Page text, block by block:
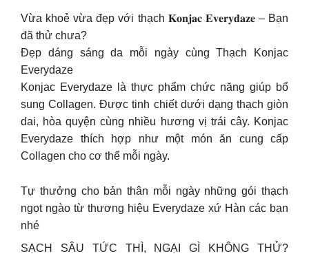
Vừa khoẻ vừa đẹp với thạch 𝐊𝐨𝐧𝐣𝐚𝐜 𝐄𝐯𝐞𝐫𝐲𝐝𝐚𝐳𝐞 – Bạn
đã thử chưa?
Đẹp dáng sáng da mỗi ngày cùng Thạch Konjac
Everydaze
Konjac Everydaze là thực phẩm chức năng giúp bổ
sung Collagen. Được tinh chiết dưới dạng thạch giòn
dai, hòa quyện cùng nhiều hương vị trái cây. Konjac
Everydaze thích hợp như một món ăn cung cấp
Collagen cho cơ thể mỗi ngày.
Tự thưởng cho bản thân mỗi ngày những gói thạch
ngọt ngào từ thương hiệu Everydaze xứ Hàn các bạn
nhé
SẠCH SÂU TỨC THÌ, NGẠI GÌ KHÔNG THỬ?